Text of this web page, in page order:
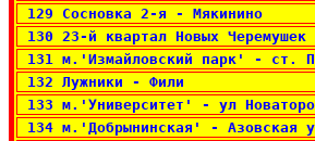
129 Сосновка 2-я - Мякинино
130 23-й квартал Новых
131 м.'Измайловский парк' - ст.
132 Лужники - Фили
133 м.'Университет' - ул
134 м.'Добрынинская' - Азовская